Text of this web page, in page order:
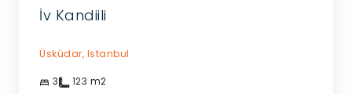
İv Kandiili
Üsküdar, Istanbul
3 123 m2